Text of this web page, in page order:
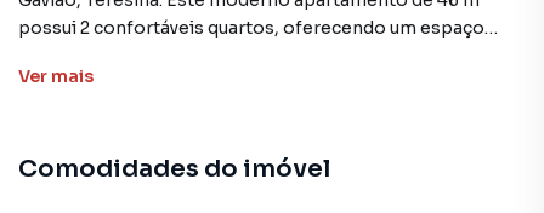
possui 2 confortáveis quartos, oferecendo um espaço
atividades diárias. A cozinha é equipada com armários
Ver mais
Comodidades do imóvel